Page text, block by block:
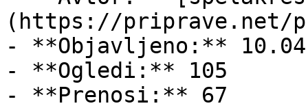
(https://priprave.net/
- **Objavljeno:**
- **Ogledi:** 105
- **Prenosi:** 67